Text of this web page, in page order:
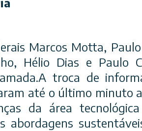
Marcos Motta,
Hélio Dias e Paulo
troca de
até o último minuto
da área
abordagens